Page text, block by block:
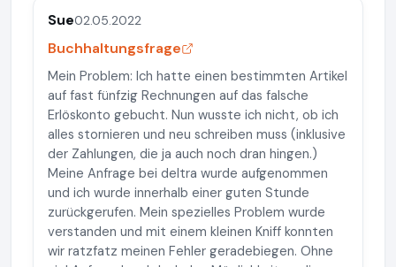
Sue02.05.2022
Buchhaltungsfrage
Mein Problem: Ich hatte einen bestimmten Artikel
auf fast fünfzig Rechnungen auf das falsche
Erlöskonto gebucht. Nun wusste ich nicht, ob ich
alles stornieren und neu schreiben muss (inklusive
der Zahlungen, die ja auch noch dran hingen.)
Meine Anfrage bei deltra wurde aufgenommen
und ich wurde innerhalb einer guten Stunde
zurückgerufen. Mein spezielles Problem wurde
verstanden und mit einem kleinen Kniff konnten
wir ratzfatz meinen Fehler geradebiegen. Ohne